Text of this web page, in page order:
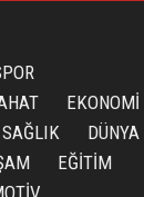
EKONOMİ
SAĞLIK
DÜNYA
EĞİTİM